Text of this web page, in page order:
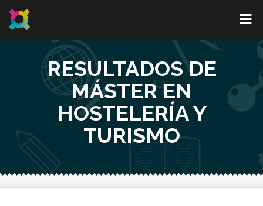
RESULTADOS DE
MÁSTER EN
HOSTELERÍA Y
TURISMO